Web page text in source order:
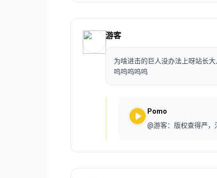
游客
为啥进击的巨人没办法上呀站长大
呜呜呜呜呜
Pomo
@游客：版权查得严，